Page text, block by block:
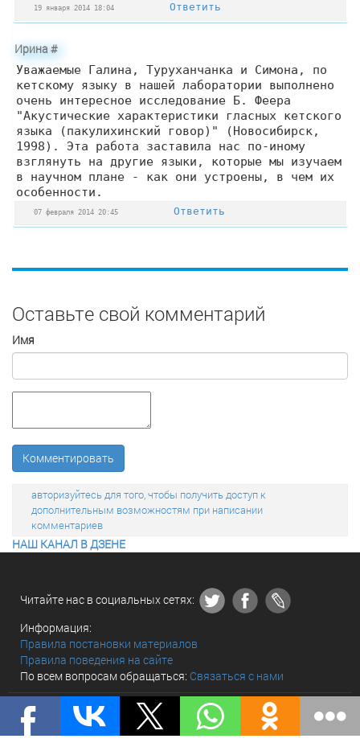
19 января 2014 18:04 Ответить
Ирина#
Уважаемые Галина, Туруханчанка и Симона, по
кетскому языку в нашей лаборатории выполнено
очень интересное исследование Б. Феера
"Акустические характеристики гласных кетского
языка (пакулихинский говор)" (Новосибирск,
1998). Эта работа заставила нас по-иному
взглянуть на другие языки, которые мы изучаем
в научном плане - как они устроены, в чем их
особенности.
07 февраля 2014 20:45 Ответить
Оставьте свой комментарий
Имя
Комментировать
авторизуйтесь для того, чтобы получить доступ к
дополнительным возможностям при написании
комментариев
НАШ КАНАЛ В ДЗЕНЕ
Читайте нас в социальных сетях:
Информация:
Правила постановки материалов
Правила поведения на сайте
По всем вопросам обращаться: Связаться с нами
© «The world and we» 2010 - 2026